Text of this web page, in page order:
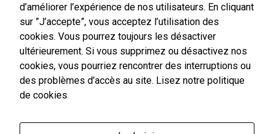
NOUS CONTACTER
Horaires
d'ouverture
d’améliorer l’expérience de nos utilisateurs. En cliquant
sur ”J’accepte”, vous acceptez l’utilisation des
cookies. Vous pourrez toujours les désactiver
ultérieurement. Si vous supprimez ou désactivez nos
cookies, vous pourriez rencontrer des interruptions ou
des problèmes d’accès au site. Lisez notre politique
de cookies